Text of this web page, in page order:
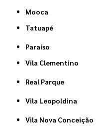
Mooca
Tatuapé
Paraíso
Vila Clementino
Real Parque
Vila Leopoldina
Vila Nova Conceição